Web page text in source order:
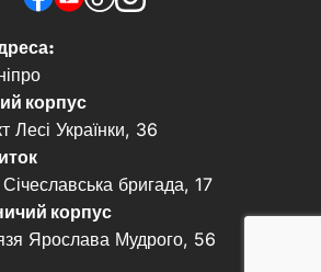
корпус
Лесі Українки, 36
бригада, 17
корпус
Ярослава Мудрого, 56